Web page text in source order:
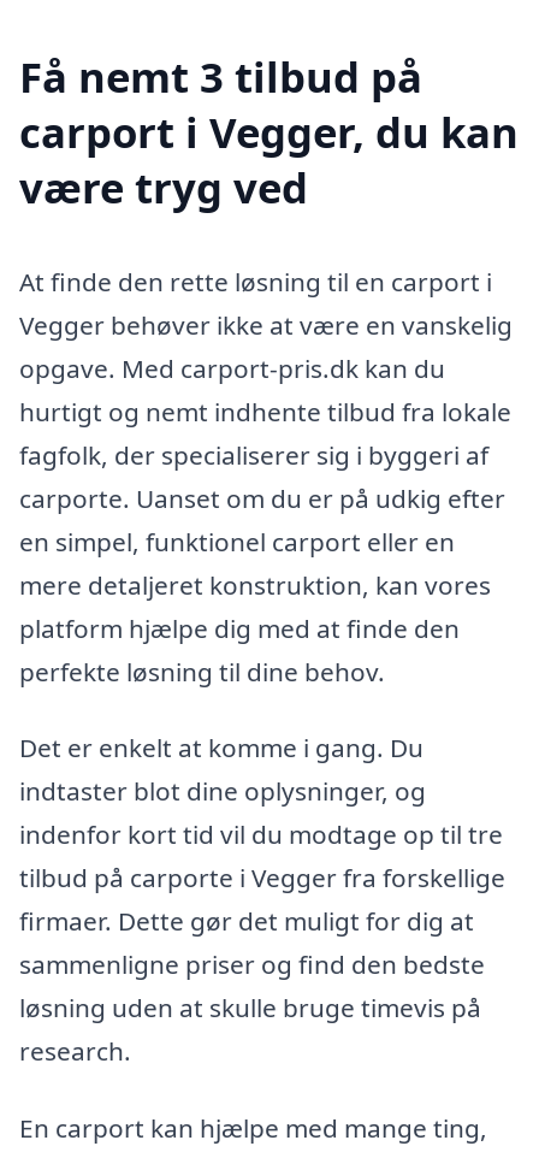
Få nemt 3 tilbud på
carport i Vegger, du kan
være tryg ved
At finde den rette løsning til en carport i
Vegger behøver ikke at være en vanskelig
opgave. Med carport-pris.dk kan du
hurtigt og nemt indhente tilbud fra lokale
fagfolk, der specialiserer sig i byggeri af
carporte. Uanset om du er på udkig efter
en simpel, funktionel carport eller en
mere detaljeret konstruktion, kan vores
platform hjælpe dig med at finde den
perfekte løsning til dine behov.
Det er enkelt at komme i gang. Du
indtaster blot dine oplysninger, og
indenfor kort tid vil du modtage op til tre
tilbud på carporte i Vegger fra forskellige
firmaer. Dette gør det muligt for dig at
sammenligne priser og find den bedste
løsning uden at skulle bruge timevis på
research.
En carport kan hjælpe med mange ting,